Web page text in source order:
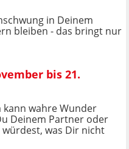
in Deinem
bleiben - das bringt nur
bis 21.
kann wahre Wunder
Deinem Partner oder
was Dir nicht